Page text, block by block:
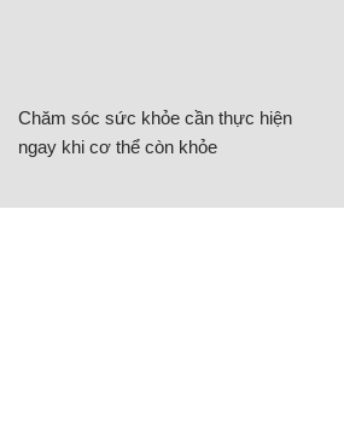
Chăm sóc sức khỏe cần thực hiện
ngay khi cơ thể còn khỏe